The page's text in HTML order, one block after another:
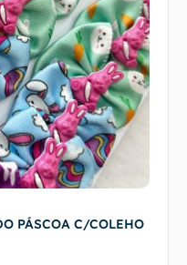
PÁSCOA C/COLEHO